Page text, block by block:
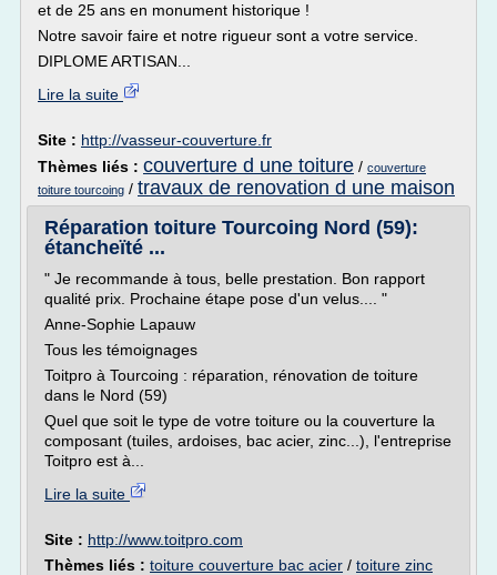
et de 25 ans en monument historique !
Notre savoir faire et notre rigueur sont a votre service.
DIPLOME ARTISAN...
Lire la suite
Site : http://vasseur-couverture.fr
Thèmes liés : couverture d une toiture / couverture
toiture tourcoing / travaux de renovation d une maison
Réparation toiture Tourcoing Nord (59):
étancheïté ...
" Je recommande à tous, belle prestation. Bon rapport
qualité prix. Prochaine étape pose d'un velus.... "
Anne-Sophie Lapauw
Tous les témoignages
Toitpro à Tourcoing : réparation, rénovation de toiture
dans le Nord (59)
Quel que soit le type de votre toiture ou la couverture la
composant (tuiles, ardoises, bac acier, zinc...), l'entreprise
Toitpro est à...
Lire la suite
Site : http://www.toitpro.com
Thèmes liés : toiture couverture bac acier / toiture zinc